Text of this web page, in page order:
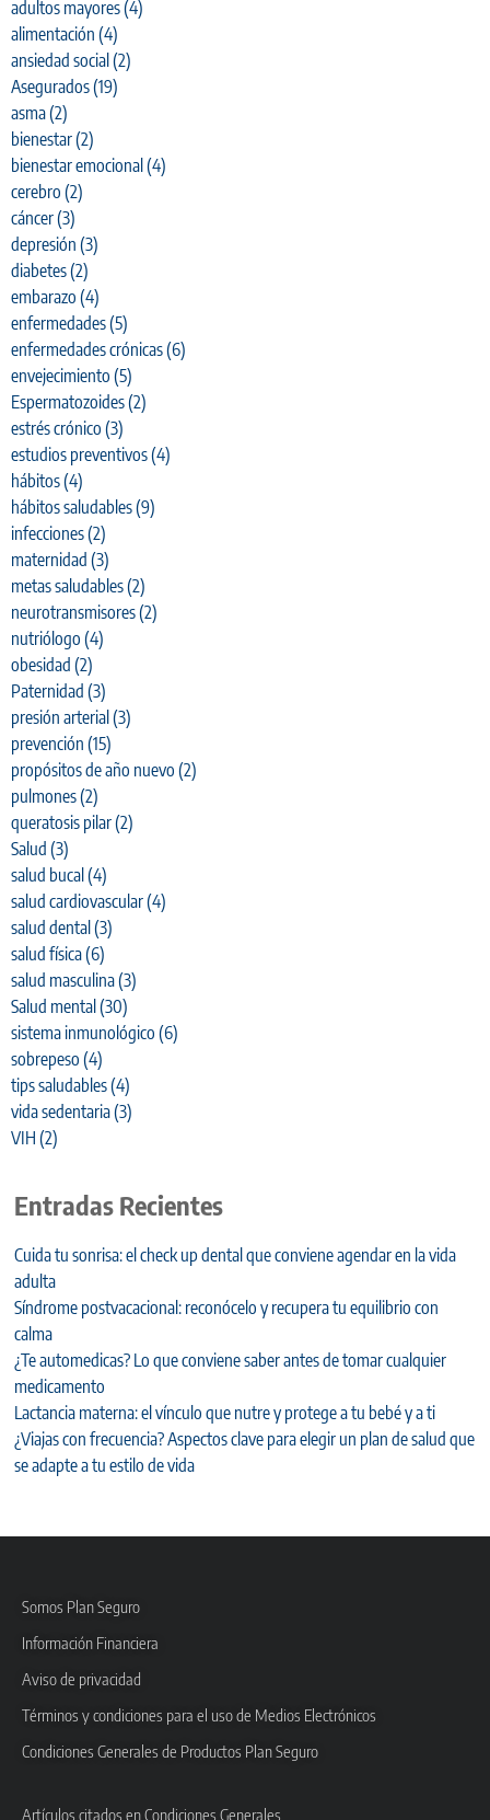
adultos mayores(4)
alimentación (4)
ansiedad social (2)
Asegurados(19)
asma(2)
bienestar(2)
bienestar emocional (4)
cerebro (2)
cáncer(3)
depresión (3)
diabetes(2)
embarazo (4)
enfermedades(5)
enfermedades crónicas(6)
envejecimiento (5)
Espermatozoides(2)
estrés crónico (3)
estudios preventivos(4)
hábitos(4)
hábitos saludables(9)
infecciones(2)
maternidad (3)
metas saludables(2)
neurotransmisores(2)
nutriólogo (4)
obesidad (2)
Paternidad (3)
presión arterial (3)
prevención (15)
propósitos de año nuevo (2)
pulmones(2)
queratosis pilar(2)
Salud (3)
salud bucal (4)
salud cardiovascular(4)
salud dental (3)
salud física(6)
salud masculina(3)
Salud mental (30)
sistema inmunológico (6)
sobrepeso (4)
tips saludables(4)
vida sedentaria(3)
VIH (2)
Entradas Recientes
Cuida tu sonrisa: el check up dental que conviene agendar en la vida
adulta
Síndrome postvacacional: reconócelo y recupera tu equilibrio con
calma
¿Te automedicas? Lo que conviene saber antes de tomar cualquier
medicamento
Lactancia materna: el vínculo que nutre y protege a tu bebé y a ti
¿Viajas con frecuencia? Aspectos clave para elegir un plan de salud que
se adapte a tu estilo de vida
Somos Plan Seguro
Información Financiera
Aviso de privacidad
Términos y condiciones para el uso de Medios Electrónicos
Condiciones Generales de Productos Plan Seguro
Artículos citados en Condiciones Generales